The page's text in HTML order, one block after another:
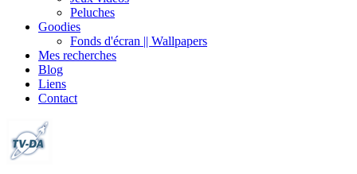
Peluches
Goodies
Fonds d'écran || Wallpapers
Mes recherches
Blog
Liens
Contact